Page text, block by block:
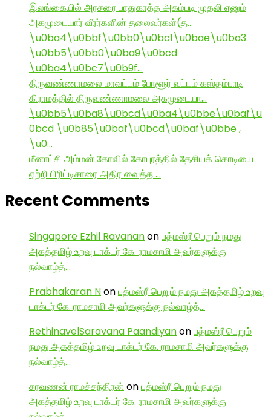
இலங்கையில் அரசரை பாதுகாத்த அகம்படி முதலி எனும்
அகமுடையார் வீரர்களின் தலைவர்கள்(த…
\u0ba4\u0bbf\u0bb0\u0bc1\u0bae\u0ba3
\u0bb5\u0bb0\u0ba9\u0bcd
\u0ba4\u0bc7\u0b9f…
திருவண்ணாமலை மாவட்டம் போளூர் வட்டம் கஸ்தம்பாடி
கிராமத்தில் திருவண்ணாமலை அகமுடையா…
\u0bb5\u0ba8\u0bcd\u0ba4\u0bbe\u0baf\u
0bcd \u0b85\u0baf\u0bcd\u0baf\u0bbe ,
\u0…
மீனாட்சி அம்மன் கோவில் கோபுரத்தில் தேசியக் கொடியை
ஏற்றி பிரிட்டிசாரை அதிர வைத்த …
Recent Comments
Singapore Ezhil Ravananonபத்மஸ்ரீ பெறும் நமது
அகத்தமிழ் உறவு டாக்டர் கே. ராமசாமி அவர்களுக்கு
நல்வாழ்த்…
Prabhakaran Nonபத்மஸ்ரீ பெறும் நமது அகத்தமிழ் உறவு
டாக்டர் கே. ராமசாமி அவர்களுக்கு நல்வாழ்த்…
RethinavelSaravana Paandiyanonபத்மஸ்ரீ பெறும்
நமது அகத்தமிழ் உறவு டாக்டர் கே. ராமசாமி அவர்களுக்கு
நல்வாழ்த்…
சரவணன் ராமச்சந்திரன் onபத்மஸ்ரீ பெறும் நமது
அகத்தமிழ் உறவு டாக்டர் கே. ராமசாமி அவர்களுக்கு